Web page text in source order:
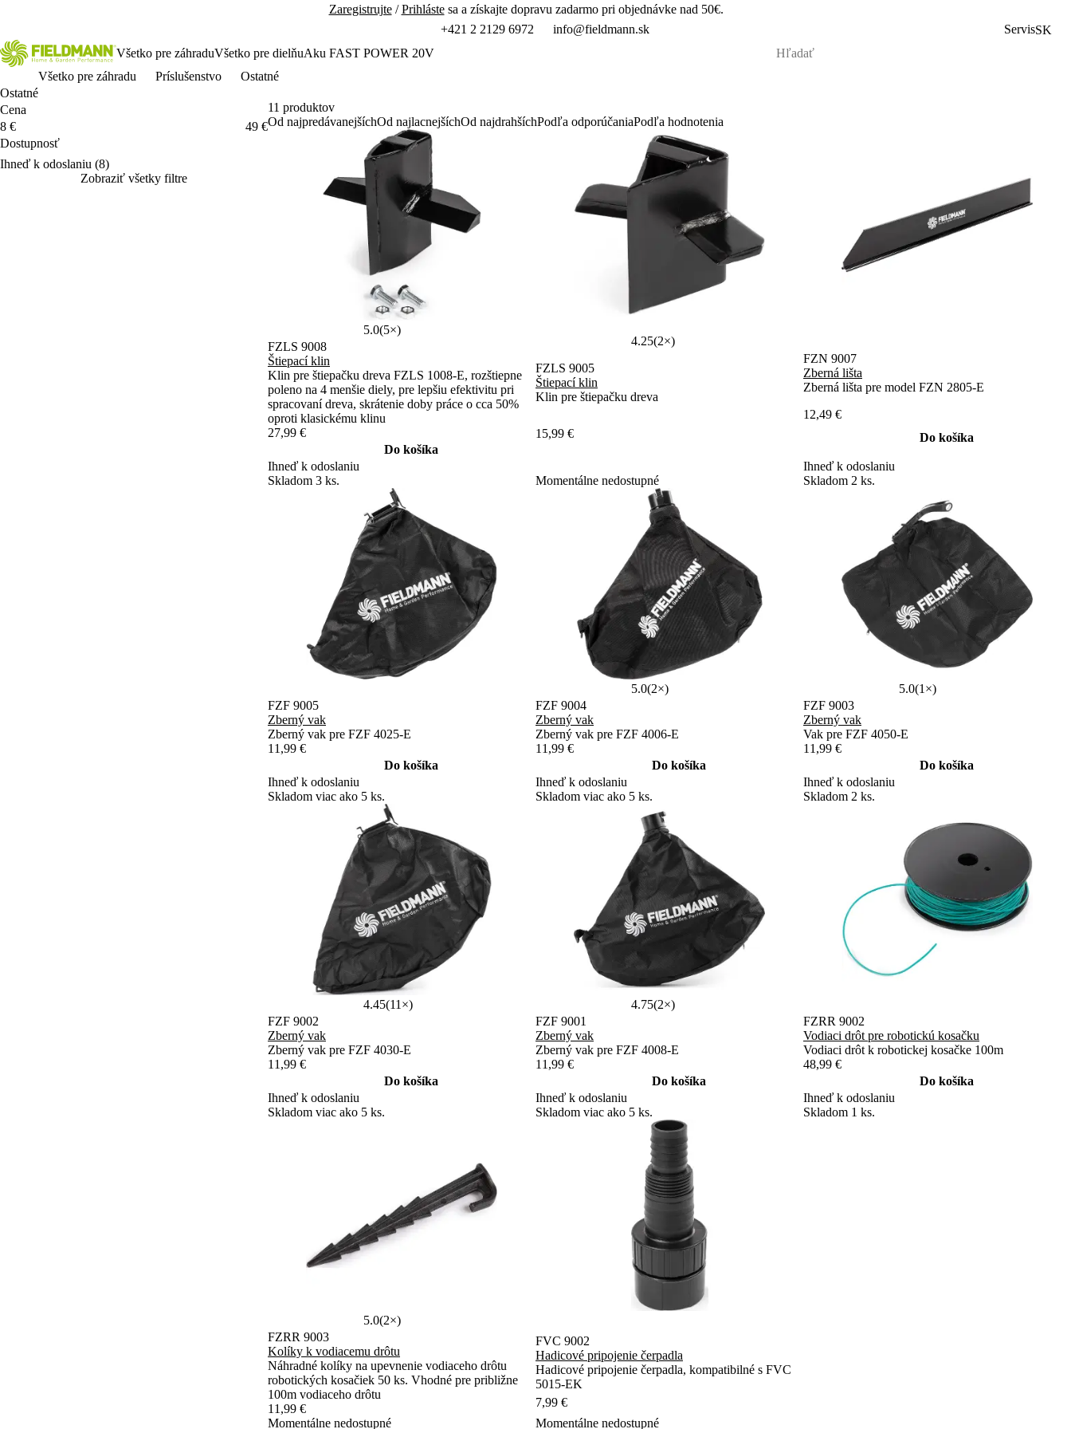
Zaregistrujte/Prihlástesa a získajte dopravu zadarmo pri objednávke nad 50€.
+421 2 2129 6972
info@fieldmann.sk ServisSK
Všetko pre záhraduVšetko pre dielňuAku FAST POWER 20V
Všetko pre záhradu
Príslušenstvo
Ostatné
Ostatné
Cena
Cena
8 €
49 €
Dostupnosť
Dostupnosť
Ihneď k odoslaniu (8)
Zobraziť všetky filtre
11 produktov
Od najpredávanejšíchOd najlacnejšíchOd najdrahšíchPodľa odporúčaniaPodľa hodnotenia
5.0(5×)
FZLS 9008
Štiepací klin
Klin pre štiepačku dreva FZLS 1008-E, rozštiepne
poleno na 4 menšie diely, pre lepšiu efektivitu pri
spracovaní dreva, skrátenie doby práce o cca 50%
oproti klasickému klinu
27,99 €
Do košíka
Ihneď k odoslaniu
Skladom 3 ks.
4.25(2×)
FZLS 9005
Štiepací klin
Klin pre štiepačku dreva
15,99 €
Momentálne nedostupné
FZN 9007
Zberná lišta
Zberná lišta pre model FZN 2805-E
12,49 €
Do košíka
Ihneď k odoslaniu
Skladom 2 ks.
FZF 9005
Zberný vak
Zberný vak pre FZF 4025-E
11,99 €
Do košíka
Ihneď k odoslaniu
Skladom viac ako 5 ks.
5.0(2×)
FZF 9004
Zberný vak
Zberný vak pre FZF 4006-E
11,99 €
Do košíka
Ihneď k odoslaniu
Skladom viac ako 5 ks.
5.0(1×)
FZF 9003
Zberný vak
Vak pre FZF 4050-E
11,99 €
Do košíka
Ihneď k odoslaniu
Skladom 2 ks.
4.45(11×)
FZF 9002
Zberný vak
Zberný vak pre FZF 4030-E
11,99 €
Do košíka
Ihneď k odoslaniu
Skladom viac ako 5 ks.
4.75(2×)
FZF 9001
Zberný vak
Zberný vak pre FZF 4008-E
11,99 €
Do košíka
Ihneď k odoslaniu
Skladom viac ako 5 ks.
FZRR 9002
Vodiaci drôt pre robotickú kosačku
Vodiaci drôt k robotickej kosačke 100m
48,99 €
Do košíka
Ihneď k odoslaniu
Skladom 1 ks.
5.0(2×)
FZRR 9003
Kolíky k vodiacemu drôtu
Náhradné kolíky na upevnenie vodiaceho drôtu
robotických kosačiek 50 ks. Vhodné pre približne
100m vodiaceho drôtu
11,99 €
Momentálne nedostupné
FVC 9002
Hadicové pripojenie čerpadla
Hadicové pripojenie čerpadla, kompatibilné s FVC
5015-EK
7,99 €
Momentálne nedostupné